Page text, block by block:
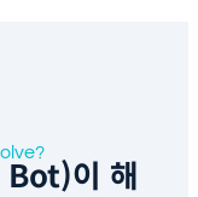
이 해